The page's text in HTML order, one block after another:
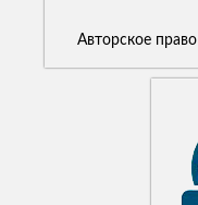
Авторское право